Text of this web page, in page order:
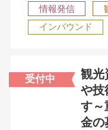
情報発信
インバウンド
観光
や技
す～
金の
受付中